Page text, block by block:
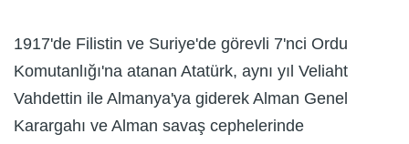
1917'de Filistin ve Suriye'de görevli 7'nci Ordu
Komutanlığı'na atanan Atatürk, aynı yıl Veliaht
Vahdettin ile Almanya'ya giderek Alman Genel
Karargahı ve Alman savaş cephelerinde